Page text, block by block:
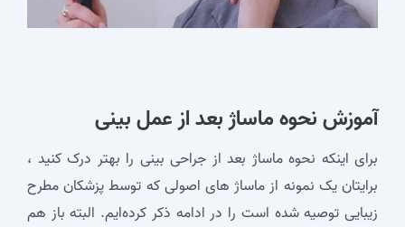
آموزش نحوه ماساژ بعد از عمل بینی
برای اینکه نحوه ماساژ بعد از جراحی بینی را بهتر درک کنید ،
برایتان یک نمونه از ماساژ های اصولی که توسط پزشکان مطرح
زیبایی توصیه شده است را در ادامه ذکر کرده‌ایم. البته باز هم